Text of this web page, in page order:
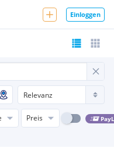
Einloggen
Preis